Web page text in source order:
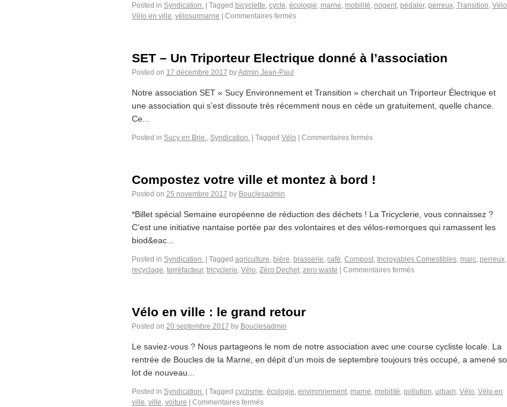
Posted in Syndication. Tagged bicyclette, cycle, écologie, marne, mobilité, nogent, pédaler, perreux, Transition, Vélo
Vélo en ville, vélosurmarne Commentaires fermés
SET – Un Triporteur Electrique donné à l’association
Posted on 17 décembre 2017 byAdmin Jean-Paul
Notre association SET « Sucy Environnement et Transition » cherchait un Triporteur Électrique et
une association qui s’est dissoute très récemment nous en cède un gratuitement, quelle chance.
Ce...
Posted in Sucy en Brie., Syndication. Tagged Vélo Commentaires fermés
Compostez votre ville et montez à bord !
Posted on 25 novembre 2017 by Bouclesadmin
*Billet spécial Semaine européenne de réduction des déchets ! La Tricyclerie, vous connaissez ?
C’est une initiative nantaise portée par des volontaires et des vélos-remorques qui ramassent les
biod&eac...
Posted in Syndication. Tagged agriculture, bière, brasserie, café, Compost, Incroyables Comestibles, marc, perreux,
recyclage, torréfacteur, tricyclerie, Vélo, Zéro Dechet, zero waste Commentaires fermés
Vélo en ville : le grand retour
Posted on 20 septembre 2017 by Bouclesadmin
Le saviez-vous ? Nous partageons le nom de notre association avec une course cycliste locale. La
rentrée de Boucles de la Marne, en dépit d’un mois de septembre toujours très occupé, a amené
lot de nouveau...
Posted in Syndication. Tagged cyclisme, écologie, environnement, marne, mobilité, pollution, urbain, Vélo, Vélo en
ville, ville, voiture Commentaires fermés